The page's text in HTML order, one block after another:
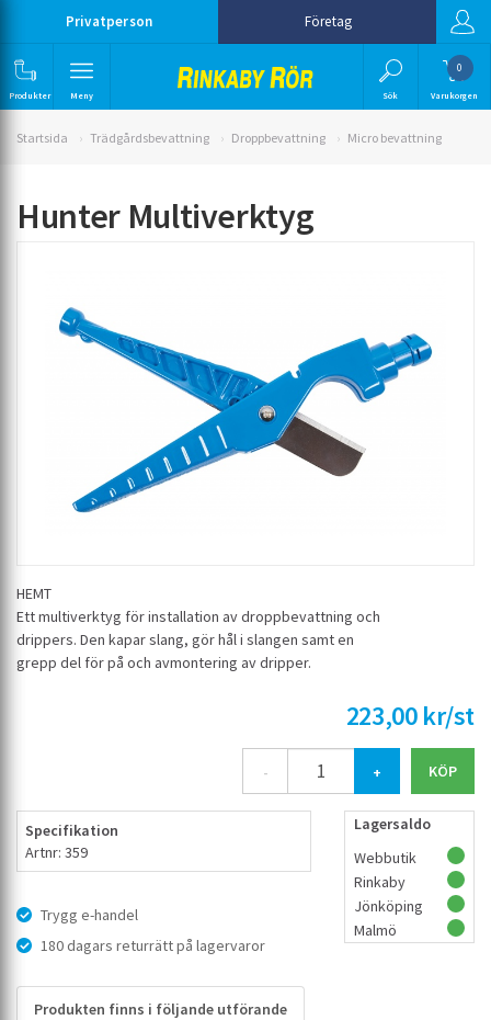
Privatperson Företag
Produkter Meny Sök
0
Varukorgen
Startsida Trädgårdsbevattning Droppbevattning Micro bevattning
Hunter Multiverktyg
HEMT
Ett multiverktyg för installation av droppbevattning och
drippers. Den kapar slang, gör hål i slangen samt en
grepp del för på och avmontering av dripper.
223,00 kr/st
- +
Specifikation
Artnr: 359
Trygg e-handel
180 dagars returrätt på lagervaror
Lagersaldo
Webbutik
Rinkaby
Jönköping
Malmö
Produkten finns i följande utförande